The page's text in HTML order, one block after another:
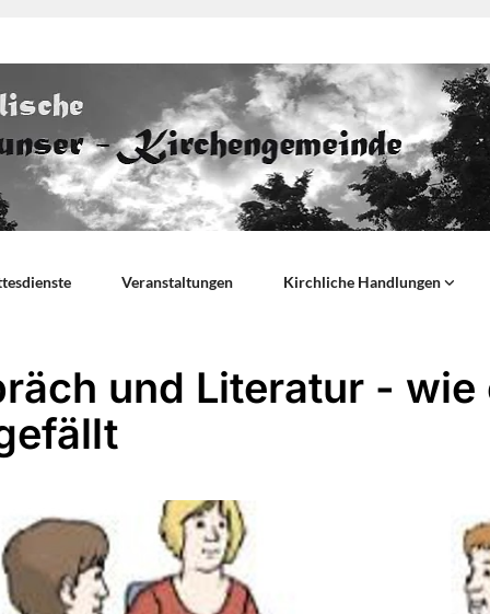
Veranstaltungen Kirchliche Handlungen
und Literatur - wie